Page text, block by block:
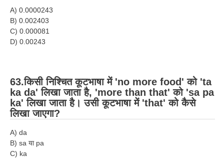
A) 0.0000243
B) 0.002403
C) 0.000081
D) 0.00243
63.किसी निश्चित कूटभाषा में 'no more food' को 'ta
ka da' लिखा जाता है, 'more than that' को 'sa pa
ka' लिखा जाता है। उसी कूटभाषा में 'that' को कैसे
लिखा जाएगा?
A) da
B) sa या pa
C) ka